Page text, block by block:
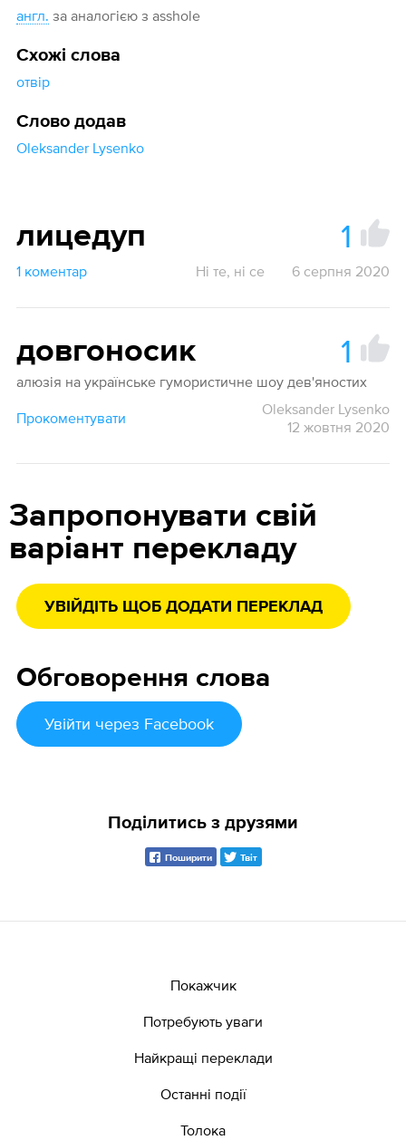
англ. за аналогією з asshole
Схожі слова
отвір
Слово додав
Oleksander Lysenko
лицедуп 1
1 коментар Ні те, ні се 6 серпня 2020
довгоносик 1
алюзія на українське гумористичне шоу дев'яностих
Прокоментувати
Oleksander Lysenko
12 жовтня 2020
Запропонувати свій
варіант перекладу
УВІЙДІТЬ ЩОБ ДОДАТИ ПЕРЕКЛАД
Обговорення слова
Увійти через Facebook
Поділитись з друзями
Поширити Твіт
Покажчик
Потребують уваги
Найкращі переклади
Останні події
Толока